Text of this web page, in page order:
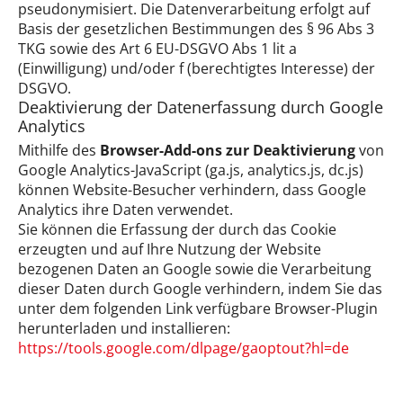
pseudonymisiert. Die Datenverarbeitung erfolgt auf
Basis der gesetzlichen Bestimmungen des § 96 Abs 3
TKG sowie des Art 6 EU-DSGVO Abs 1 lit a
(Einwilligung) und/oder f (berechtigtes Interesse) der
DSGVO.
Deaktivierung der Datenerfassung durch Google
Analytics
Mithilfe des Browser-Add-ons zur Deaktivierungvon
Google Analytics-JavaScript (ga.js, analytics.js, dc.js)
können Website-Besucher verhindern, dass Google
Analytics ihre Daten verwendet.
Sie können die Erfassung der durch das Cookie
erzeugten und auf Ihre Nutzung der Website
bezogenen Daten an Google sowie die Verarbeitung
dieser Daten durch Google verhindern, indem Sie das
unter dem folgenden Link verfügbare Browser-Plugin
herunterladen und installieren:
https://tools.google.com/dlpage/gaoptout?hl=de